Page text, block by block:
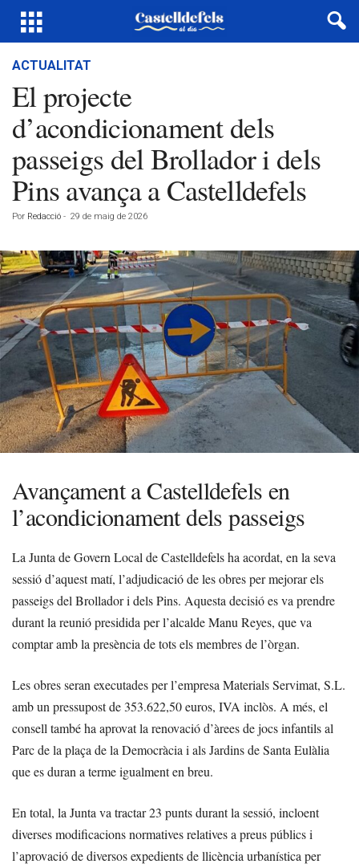
ACTUALITAT
El projecte
d’acondicionament dels
passeigs del Brollador i dels
Pins avança a Castelldefels
Por Redacció - 29 de maig de 2026
Avançament a Castelldefels en
l’acondicionament dels passeigs
La Junta de Govern Local de Castelldefels ha acordat, en la seva
sessió d’aquest matí, l’adjudicació de les obres per mejorar els
passeigs del Brollador i dels Pins. Aquesta decisió es va prendre
durant la reunió presidida per l’alcalde Manu Reyes, que va
comptar amb la presència de tots els membres de l’òrgan.
Les obres seran executades per l’empresa Materials Servimat, S.L.
amb un pressupost de 353.622,50 euros, IVA inclòs. A més, el
consell també ha aprovat la renovació d’àrees de jocs infantils al
Parc de la plaça de la Democràcia i als Jardins de Santa Eulàlia
que es duran a terme igualment en breu.
En total, la Junta va tractar 23 punts durant la sessió, incloent
diverses modificacions normatives relatives a preus públics i
l’aprovació de diversos expedients de llicència urbanística per